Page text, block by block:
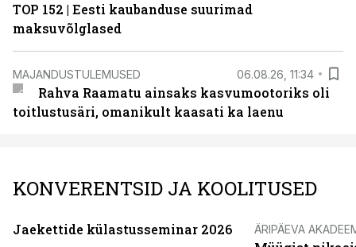
TOP 152 | Eesti kaubanduse suurimad
maksuvõlglased
MAJANDUSTULEMUSED 06.08.26, 11:34
Rahva Raamatu ainsaks kasvumootoriks oli
toitlustusäri, omanikult kaasati ka laenu
KONVERENTSID JA KOOLITUSED
Jaekettide külastusseminar 2026 ÄRIPÄEVA